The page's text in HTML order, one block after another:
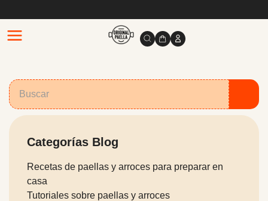
Categorías Blog
Recetas de paellas y arroces para preparar en
casa
Tutoriales sobre paellas y arroces